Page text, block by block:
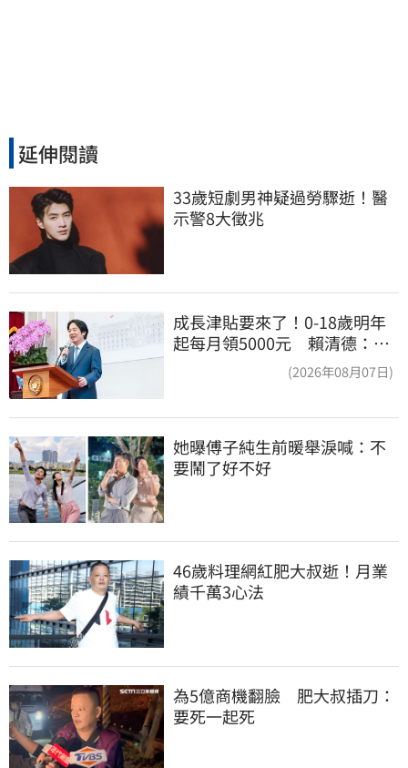
延伸閱讀
33歲短劇男神疑過勞驟逝！醫
示警8大徵兆
成長津貼要來了！0-18歲明年
起每月領5000元 賴清德：此
(2026年08月07日)
她曝傅子純生前暖舉淚喊：不
要鬧了好不好
46歲料理網紅肥大叔逝！月業
績千萬3心法
為5億商機翻臉　肥大叔插刀：
要死一起死